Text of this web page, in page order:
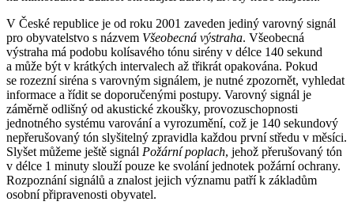
V České republice je od roku 2001 zaveden jediný varovný signál
pro obyvatelstvo s názvem Všeobecná výstraha. Všeobecná
výstraha má podobu kolísavého tónu sirény v délce 140 sekund
a může být v krátkých intervalech až třikrát opakována. Pokud
se rozezní siréna s varovným signálem, je nutné zpozornět, vyhledat
informace a řídit se doporučenými postupy. Varovný signál je
záměrně odlišný od akustické zkoušky, provozuschopnosti
jednotného systému varování a vyrozumění, což je 140 sekundový
nepřerušovaný tón slyšitelný zpravidla každou první středu v měsíci.
Slyšet můžeme ještě signál Požární poplach, jehož přerušovaný tón
v délce 1 minuty slouží pouze ke svolání jednotek požární ochrany.
Rozpoznání signálů a znalost jejich významu patří k základům
osobní připravenosti obyvatel.